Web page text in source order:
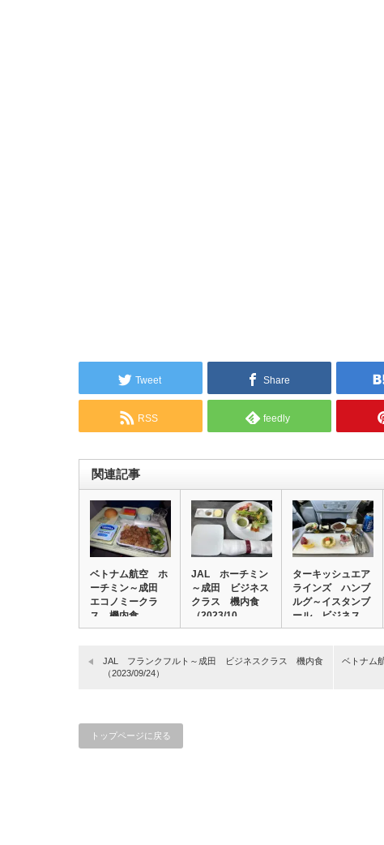
Tweet Share
RSS feedly
関連記事
ベトナム航空 ホ
ーチミン～成田
エコノミークラ
ス 機内食
（202…
JAL ホーチミン
～成田 ビジネス
クラス 機内食
（2023/10…
ターキッシュエア
ラインズ ハンブ
ルグ～イスタンブ
ール ビジネス
ク…
JAL フランクフルト～成田 ビジネスクラス 機内食
（2023/09/24）
ベトナム
トップページに戻る